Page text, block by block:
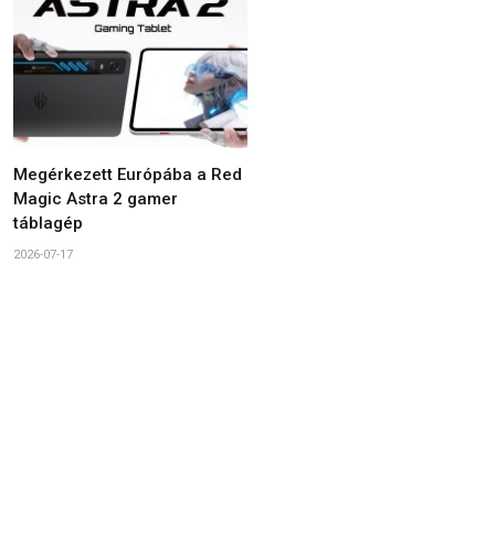
Megérkezett Európába a Red
Magic Astra 2 gamer
táblagép
2026-07-17